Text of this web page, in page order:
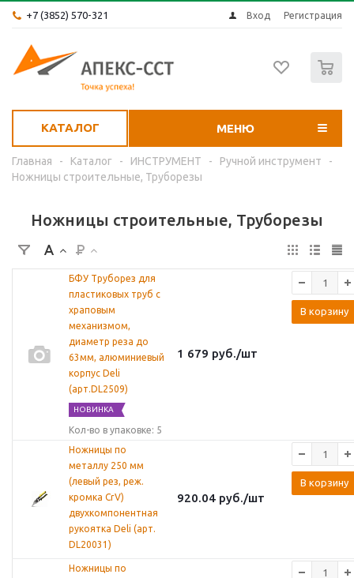
+7 (3852) 570-321 Вход Регистрация
КАТАЛОГ МЕНЮ
Главная - Каталог - ИНСТРУМЕНТ - Ручной инструмент
-
Ножницы строительные, Труборезы
Ножницы строительные, Труборезы
БФУ Труборез для
пластиковых труб с
храповым
механизмом,
диаметр реза до
63мм, алюминиевый
корпус Deli
(арт.DL2509)
НОВИНКА
Кол-во в упаковке: 5
1 679 руб./шт
В корзину
Ножницы по
металлу 250 мм
(левый рез, реж.
кромка CrV)
двухкомпонентная
рукоятка Deli (арт.
DL20031)
920.04 руб./шт
В корзину
Ножницы по